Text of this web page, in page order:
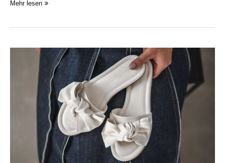
Mehr lesen